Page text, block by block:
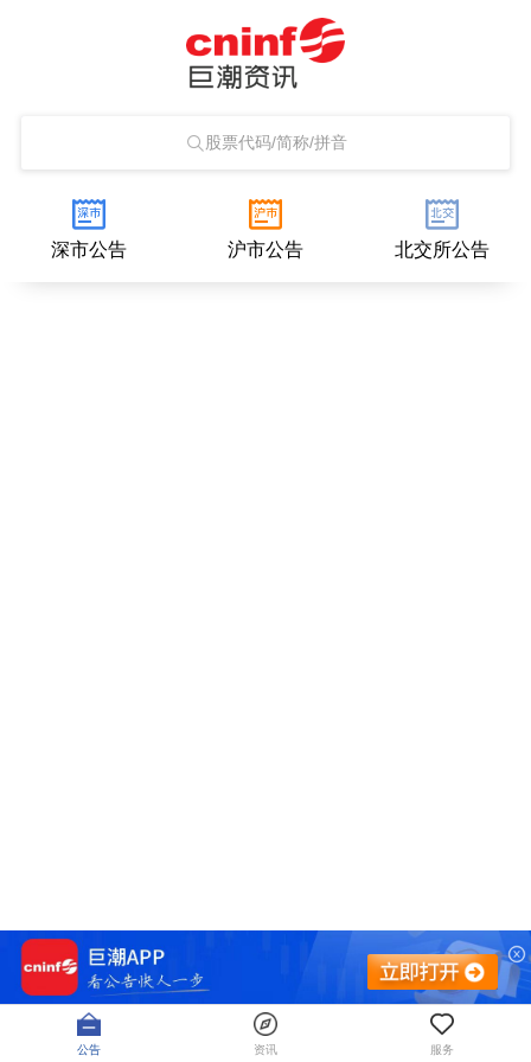
股票代码/简称/拼音
深市公告 沪市公告 北交所公告
公告 资讯 服务